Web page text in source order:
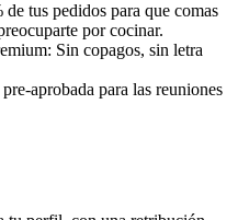
tus pedidos para que comas
por cocinar.
Sin copagos, sin letra
aprobada para las reuniones